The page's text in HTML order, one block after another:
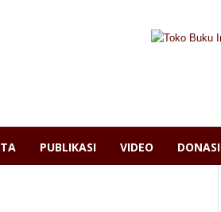
PUBLIKASI VIDEO DONASI